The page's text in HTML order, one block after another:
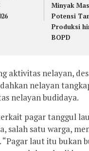
Minyak
Potensi
Produksi
BOPD
aktivitas nelayan,
nelayan
nelayan budidaya.
pagar tanggul
salah satu warga,
laut itu bukan